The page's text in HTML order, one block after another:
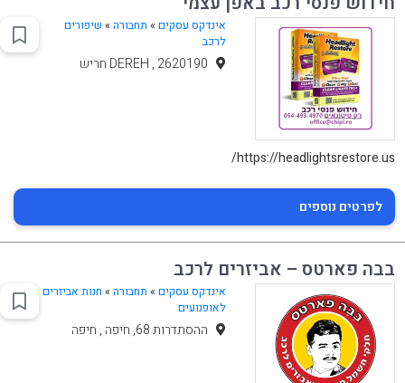
אינדקס עסקים » תחבורה» שיפורים
לרכב
https://headlightsrestore.us/
לפרטים נוספים
בבה פארטס – אביזרים לרכב
אינדקס עסקים » תחבורה» חנות אביזרים
לאופנועים
ההסתדרות 68, חיפה , חיפה